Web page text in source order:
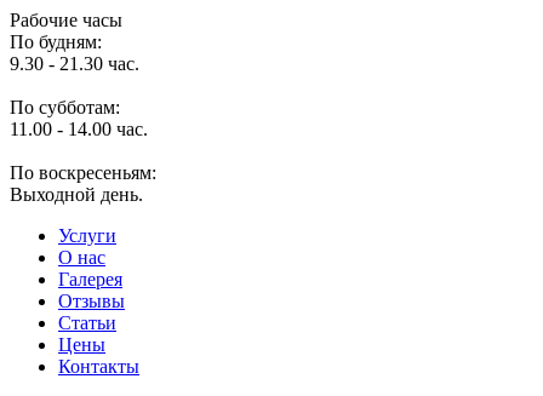
Рабочие часы
По будням:
9.30 - 21.30 час.
По субботам:
11.00 - 14.00 час.
По воскресеньям:
Выходной день.
Услуги
O нас
Галерея
Отзывы
Статьи
Цены
Контакты